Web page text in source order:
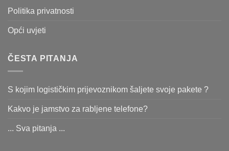
Politika privatnosti
Opći uvjeti
ČESTA PITANJA
S kojim logističkim prijevoznikom šaljete svoje pakete ?
Kakvo je jamstvo za rabljene telefone?
... Sva pitanja ...